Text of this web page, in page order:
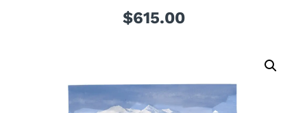
$615.00